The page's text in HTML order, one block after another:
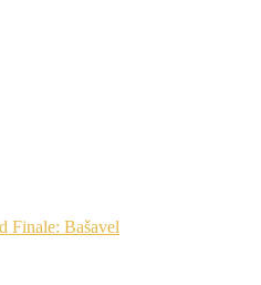
Finale: Bašavel